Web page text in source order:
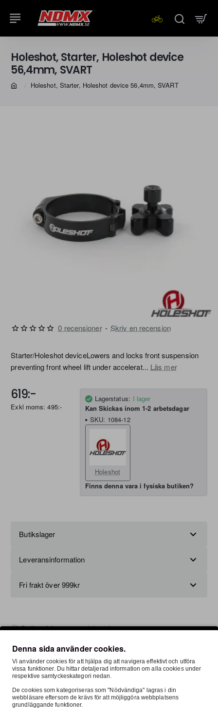
Holeshot, Starter, Holeshot device
56,4mm, SVART
Holeshot, Starter, Holeshot device 56,4mm, SVART
Starter/Holeshot deviceLowers and locks front suspension
preventing front wheel lift under accelerat... Läs mer
0 recensioner - Skriv en recension
619:-
Exkl moms: 495:-
Lagerstatus: I lager
Kan Skickas inom 1-2 arbetsdagar
SKU: 1084-12
Holeshot
Finns denna vara i fysiska butiken?
Butikslager
Leveransinformation
Fri frakt över 999kr
Ställ en fråga om produkten här
Beskrivning Recensioner Om Oss
Denna sida använder cookies.
Vi använder cookies för att hjälpa dig att navigera effektivt och utföra
vissa funktioner. Du hittar detaljerad information om alla cookies under
respektive samtyckeskategori nedan.
De cookies som kategoriseras som "Nödvändiga" lagras i din
webbläsare eftersom de krävs för att möjliggöra webbplatsens
grundläggande funktioner.